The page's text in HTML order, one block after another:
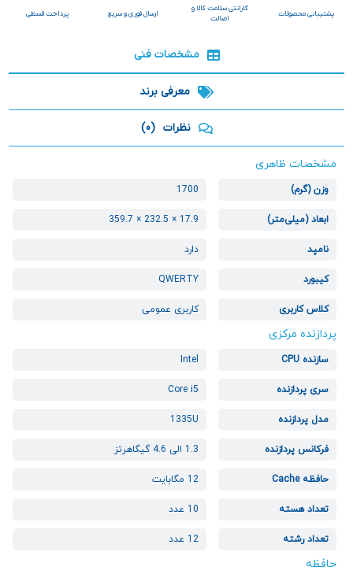
پشتیبانی محصولات
گارانتی سلامت کالا و
اصالت
ارسال فوری و سریع پرداخت قسطی
مشخصات فنی
معرفی برند
نظرات (0)
مشخصات ظاهری
وزن (گرم) 1700
ابعاد (میلی‌متر) 17.9 × 232.5 × 359.7
نامپد دارد
کیبورد QWERTY
کلاس کاربری کاربری عمومی
پردازنده مرکزی
سازنده CPU Intel
سری پردازنده Core i5
مدل پردازنده 1335U
فرکانس پردازنده 1.3 الی 4.6 گیگاهرتز
حافظه Cache 12 مگابایت
تعداد هسته 10 عدد
تعداد رشته 12 عدد
حافظه